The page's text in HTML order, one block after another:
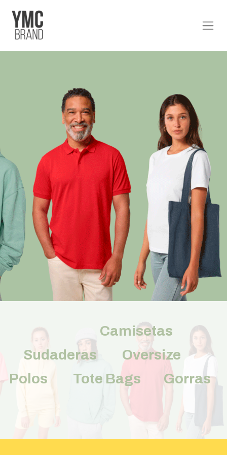
Camisetas
Sudaderas Oversize
Polos Tote Bags Gorras